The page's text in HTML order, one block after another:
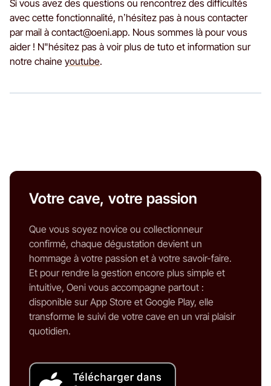
Si vous avez des questions ou rencontrez des difficultés
avec cette fonctionnalité, n’hésitez pas à nous contacter
par mail à contact@oeni.app. Nous sommes là pour vous
aider ! N"hésitez pas à voir plus de tuto et information sur
notre chaine youtube.
Votre cave, votre passion
Que vous soyez novice ou collectionneur
confirmé, chaque dégustation devient un
hommage à votre passion et à votre savoir-faire.
Et pour rendre la gestion encore plus simple et
intuitive, Oeni vous accompagne partout :
disponible sur App Store et Google Play, elle
transforme le suivi de votre cave en un vrai plaisir
quotidien.